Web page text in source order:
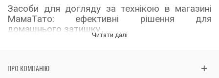
Засоби для догляду за технікою в магазині
МамаТато: ефективні рішення для
домашнього затишку
створенні комфорту та зручності в кожному домі. Її безперебійна
Читати далі
ПРО КОМПАНІЮ